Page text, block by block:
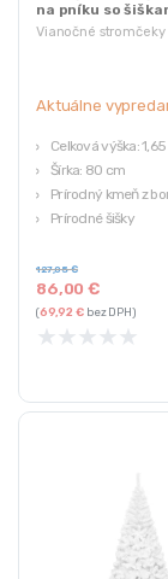
Vianočné stromčeky
na pníku so
PREMIUM | 1.65m
Aktuálne
Celková výška:
Šírka: 80 cm
Prírodný kmeň z
Prírodné šišky
86,00€
127,05€
(69,92€bez DPH)
★ ★ ★ ★ ★